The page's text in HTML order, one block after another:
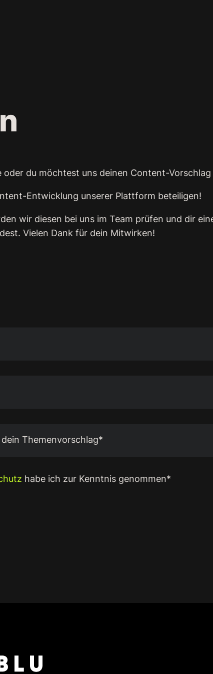
oder du möchtest uns deinen Content-
Entwicklung unserer Plattform beteiligen!
wir diesen bei uns im Team prüfen und dir
Vielen Dank für dein Mitwirken!
Themenvorschlag*
habe ich zur Kenntnis genommen*